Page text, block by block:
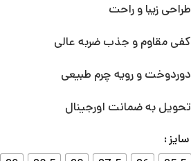
طراحی زیبا و راحت
کفی مقاوم و جذب ضربه عالی
دوردوخت و رویه چرم طبیعی
تحویل به ضمانت اورجینال
سایز